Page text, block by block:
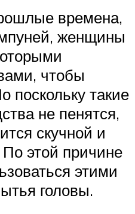
времена,
женщины
чтобы
поскольку такие
не пенятся,
скучной и
этой причине
этими
головы.